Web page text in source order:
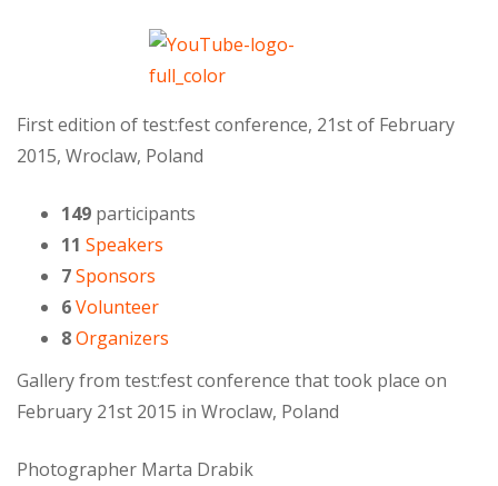
First edition of test:fest conference, 21st of February
2015, Wroclaw, Poland
149 participants
11 Speakers
7Sponsors
6Volunteer
8Organizers
Gallery from test:fest conference that took place on
February 21st 2015 in Wroclaw, Poland
Photographer Marta Drabik